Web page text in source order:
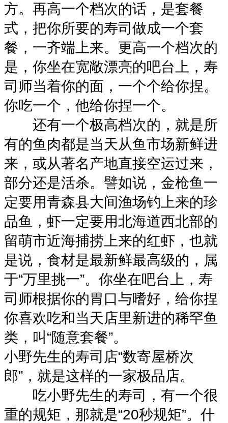
方。再高一个档次的话，是套餐
式，把你所要的寿司做成一个套
餐，一齐端上来。更高一个档次的
是，你坐在宽敞漂亮的吧台上，寿
司师当着你的面，一个个给你捏。
你吃一个，他给你捏一个。
还有一个极高档次的，就是所
有的鱼肉都是当天从鱼市场新鲜进
来，或从著名产地直接空运过来，
部分还是活杀。譬如说，金枪鱼一
定要用青森县大间渔场钓上来的珍
品鱼，虾一定要用北海道西北部的
留萌市近海捕捞上来的红虾，也就
是说，食材是最新鲜最高级的，属
于“万里挑一”。你坐在吧台上，寿
司师根据你的胃口与嗜好，给你捏
你喜欢吃和当天店里新进的稀罕鱼
类，叫“随意套餐”。
小野先生的寿司店“数寄屋桥次
郎”，就是这样的一家极品店。
吃小野先生的寿司，有一个很
重的规矩，那就是“20秒规矩”。什